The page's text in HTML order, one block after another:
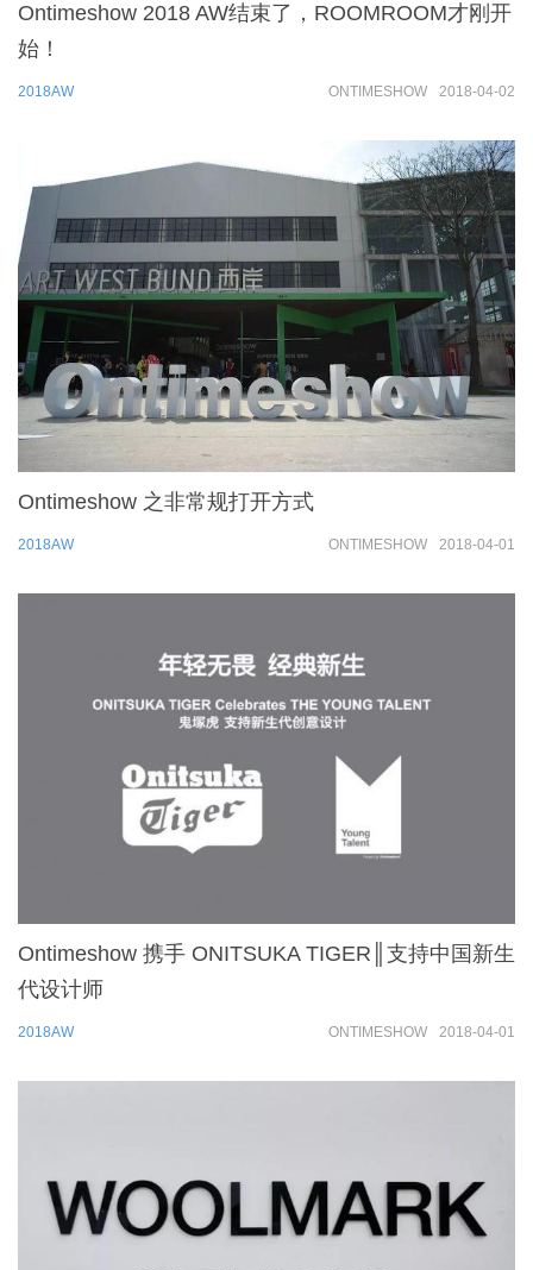
2018AW
Ontimeshow 2018 AW结束了，ROOMROOM才刚开
始！
ONTIMESHOW 2018-04-02
2018AW
Ontimeshow 之非常规打开方式
ONTIMESHOW 2018-04-01
2018AW
Ontimeshow 携手 ONITSUKA TIGER║支持中国新生
代设计师
ONTIMESHOW 2018-04-01